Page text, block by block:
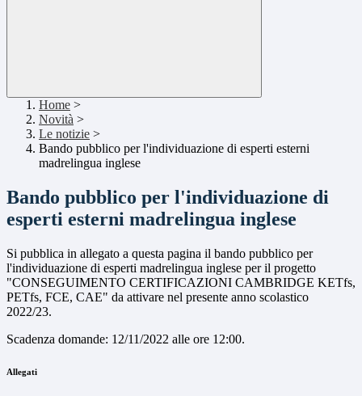
Home >
Novità >
Le notizie >
Bando pubblico per l'individuazione di esperti esterni
madrelingua inglese
Bando pubblico per l'individuazione di
esperti esterni madrelingua inglese
Si pubblica in allegato a questa pagina il bando pubblico per
l'individuazione di esperti madrelingua inglese per il progetto
"CONSEGUIMENTO CERTIFICAZIONI CAMBRIDGE KETfs,
PETfs, FCE, CAE" da attivare nel presente anno scolastico
2022/23.
Scadenza domande: 12/11/2022 alle ore 12:00.
Allegati